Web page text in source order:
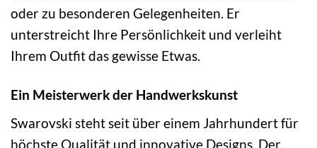
oder zu besonderen Gelegenheiten. Er
unterstreicht Ihre Persönlichkeit und verleiht
Ihrem Outfit das gewisse Etwas.
Ein Meisterwerk der Handwerkskunst
Swarovski steht seit über einem Jahrhundert für
höchste Qualität und innovative Designs. Der